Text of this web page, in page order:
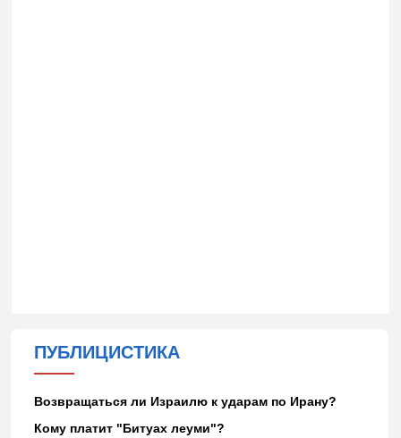
ПУБЛИЦИСТИКА
Возвращаться ли Израилю к ударам по Ирану?
Кому платит "Битуах леуми"?